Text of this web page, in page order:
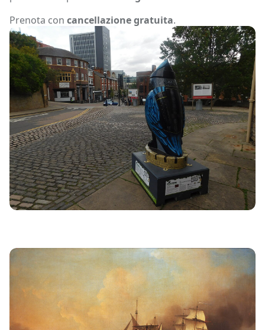
Prenota con cancellazione gratuita.